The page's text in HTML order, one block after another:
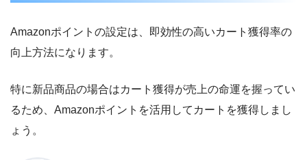
Amazonポイントの設定は、即効性の高いカート獲得率の
向上方法になります。
特に新品商品の場合はカート獲得が売上の命運を握ってい
るため、Amazonポイントを活用してカートを獲得しまし
ょう。